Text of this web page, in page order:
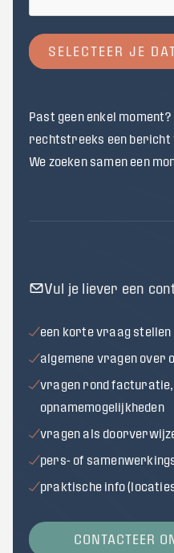
Past geen enkel
rechtstreeks een bericht
We zoeken samen een
Vul je liever een
een korte vraag stellen
algemene vragen over
vragen rond
opnamemogelijkheden
vragen als
pers- of
praktische info
CONTACTEER